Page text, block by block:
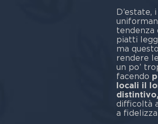
D’estate,
tendenza
piatti
ma
rendere
un po’
facendo
locali il
distintivo,
difficoltà
a